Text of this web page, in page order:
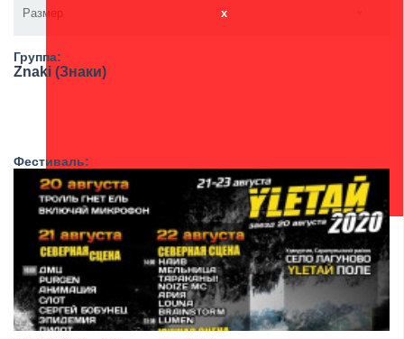
Размер x
Группа:
Znaki (Знаки)
Фестиваль: